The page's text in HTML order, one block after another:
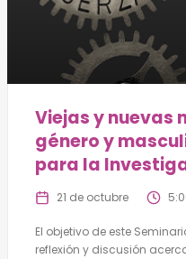
Viejas y nuevas
género y
para la
21 de octubre
El objetivo de este
reflexión y discusión